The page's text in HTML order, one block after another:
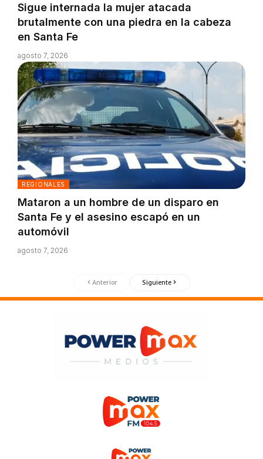
Sigue internada la mujer atacada
brutalmente con una piedra en la cabeza
en Santa Fe
agosto 7, 2026
REGIONALES
Mataron a un hombre de un disparo en
Santa Fe y el asesino escapó en un
automóvil
agosto 7, 2026
Anterior Siguiente